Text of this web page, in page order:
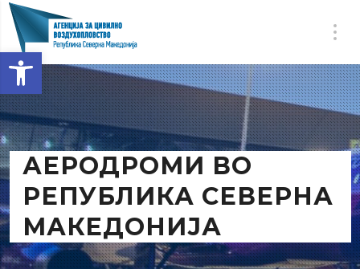
Open toolbar
АЕРОДРОМИ ВО
РЕПУБЛИКА СЕВЕРНА
МАКЕДОНИЈА